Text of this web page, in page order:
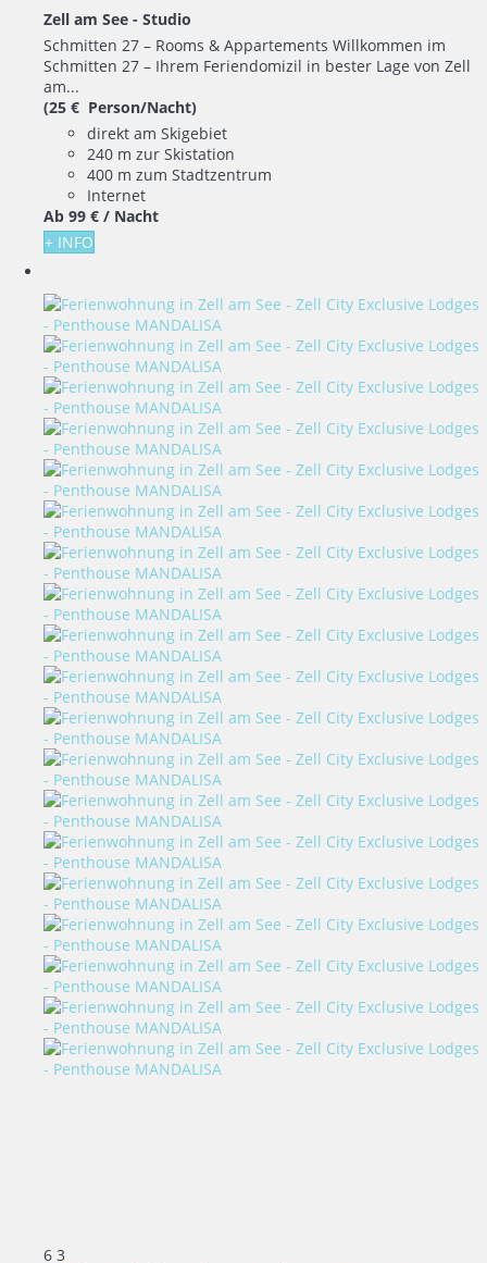
Zell am See - Studio
Schmitten 27 – Rooms & Appartements Willkommen im
Schmitten 27 – Ihrem Feriendomizil in bester Lage von Zell
am...
(25 € Person/Nacht)
direkt am Skigebiet
240 m zur Skistation
400 m zum Stadtzentrum
Internet
Ab 99 € / Nacht
+ INFO
6 3